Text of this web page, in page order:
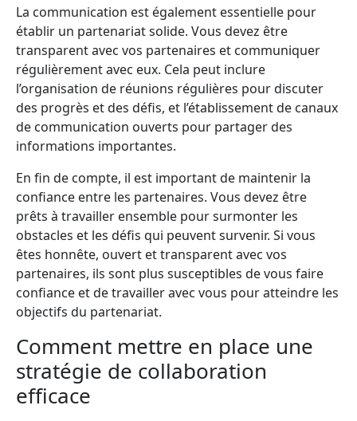
La communication est également essentielle pour
établir un partenariat solide. Vous devez être
transparent avec vos partenaires et communiquer
régulièrement avec eux. Cela peut inclure
l’organisation de réunions régulières pour discuter
des progrès et des défis, et l’établissement de canaux
de communication ouverts pour partager des
informations importantes.
En fin de compte, il est important de maintenir la
confiance entre les partenaires. Vous devez être
prêts à travailler ensemble pour surmonter les
obstacles et les défis qui peuvent survenir. Si vous
êtes honnête, ouvert et transparent avec vos
partenaires, ils sont plus susceptibles de vous faire
confiance et de travailler avec vous pour atteindre les
objectifs du partenariat.
Comment mettre en place une
stratégie de collaboration
efficace